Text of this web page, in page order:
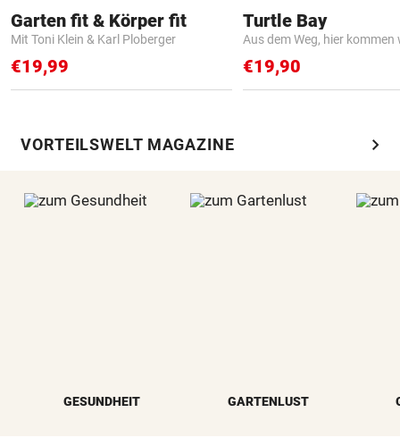
Garten fit & Körper fit
Mit Toni Klein & Karl Ploberger
€19,99
Turtle Bay
Aus dem Weg, hier kommen
€19,90
VORTEILSWELT MAGAZINE chevron_right
GESUNDHEIT GARTENLUST